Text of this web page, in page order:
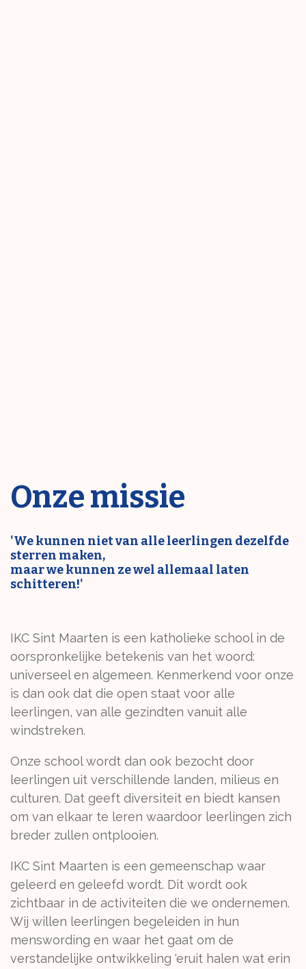
Onze missie
'We kunnen niet van alle leerlingen dezelfde
sterren maken,
maar we kunnen ze wel allemaal laten
schitteren!'
IKC Sint Maarten is een katholieke school in de
oorspronkelijke betekenis van het woord:
universeel en algemeen. Kenmerkend voor onze
is dan ook dat die open staat voor alle
leerlingen, van alle gezindten vanuit alle
windstreken.
Onze school wordt dan ook bezocht door
leerlingen uit verschillende landen, milieus en
culturen. Dat geeft diversiteit en biedt kansen
om van elkaar te leren waardoor leerlingen zich
breder zullen ontplooien.
IKC Sint Maarten is een gemeenschap waar
geleerd en geleefd wordt. Dit wordt ook
zichtbaar in de activiteiten die we ondernemen.
Wij willen leerlingen begeleiden in hun
menswording en waar het gaat om de
verstandelijke ontwikkeling 'eruit halen wat erin